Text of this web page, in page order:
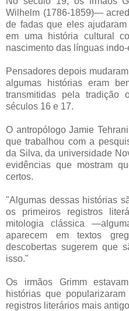
Wilhelm (1786-1859)—
de fadas que eles
em uma história cultural
nascimento das línguas
Pensadores depois
algumas histórias eram
transmitidas pela tradição
séculos 16 e 17.
O antropólogo Jamie
que trabalhou com a
da Silva, da universidade
evidências que mostram
certos.
"Algumas dessas histórias
os primeiros registros
mitologia clássica
aparecem em textos
descobertas sugerem que
isso."
Os irmãos Grimm
histórias que
registros literários mais